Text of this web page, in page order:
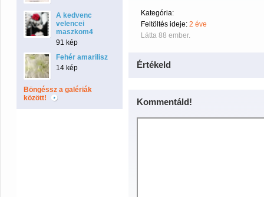
A kedvenc
velencei
maszkom4
91 kép
Fehér amarilisz
14 kép
Böngéssz a galériák
között!
Kategória:
Feltöltés ideje: 2 éve
Látta 88 ember.
Értékeld
Kommentáld!